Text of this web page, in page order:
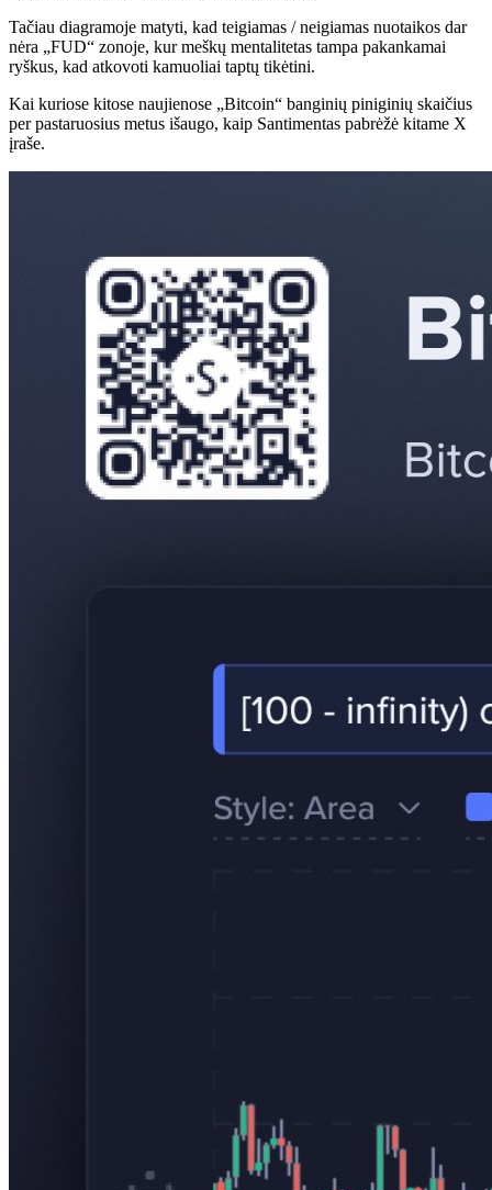
Tačiau diagramoje matyti, kad teigiamas / neigiamas nuotaikos dar
nėra „FUD“ zonoje, kur meškų mentalitetas tampa pakankamai
ryškus, kad atkovoti kamuoliai taptų tikėtini.
Kai kuriose kitose naujienose „Bitcoin“ banginių piniginių skaičius
per pastaruosius metus išaugo, kaip Santimentas pabrėžė kitame X
įraše.